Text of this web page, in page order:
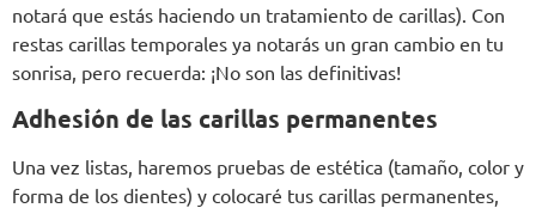
notará que estás haciendo un tratamiento de carillas). Con
restas carillas temporales ya notarás un gran cambio en tu
sonrisa, pero recuerda: ¡No son las definitivas!
Adhesión de las carillas permanentes
Una vez listas, haremos pruebas de estética (tamaño, color y
forma de los dientes) y colocaré tus carillas permanentes,